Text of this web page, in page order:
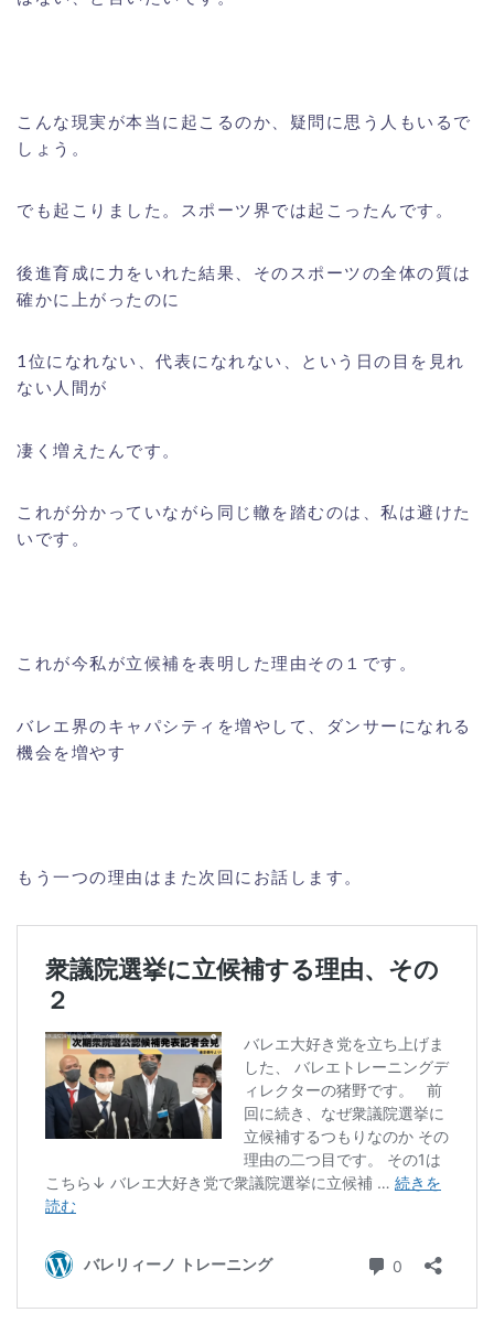
こんな現実が本当に起こるのか、疑問に思う人もいるで
しょう。
でも起こりました。スポーツ界では起こったんです。
後進育成に力をいれた結果、そのスポーツの全体の質は
確かに上がったのに
1位になれない、代表になれない、という日の目を見れ
ない人間が
凄く増えたんです。
これが分かっていながら同じ轍を踏むのは、私は避けた
いです。
これが今私が立候補を表明した理由その１です。
バレエ界のキャパシティを増やして、ダンサーになれる
機会を増やす
もう一つの理由はまた次回にお話します。